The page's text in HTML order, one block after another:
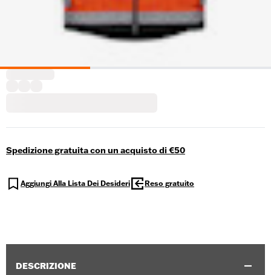
Spedizione gratuita con un acquisto di €50
Aggiungi Alla Lista Dei Desideri Reso gratuito
DESCRIZIONE